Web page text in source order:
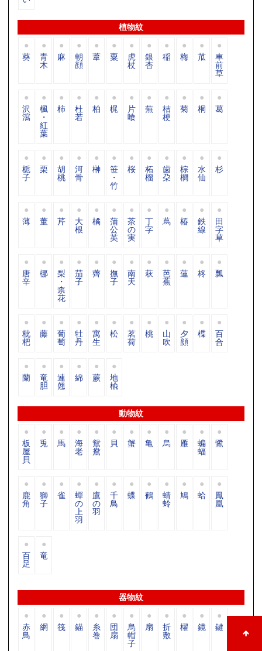
植物紋
葵 青
木
麻 朝
顔
葦 粟 虎
杖
銀
杏
稲 梅 苽 車
前
草
沢
瀉
楓
・
紅
葉
柿 杜
若
柏 梶 片
喰
蕪 桔
梗
菊 桐 葛
栀
子
栗 胡
桃
河
骨
榊 笹
・
竹
桜 柘
榴
歯
朶
棕
櫚
水
仙
杉
薄 董 芹 大
根
橘 蒲
公
英
茶
の
実
丁
字
蔦 椿 鉄
線
田
字
草
唐
辛
梛 梨
・
柰
花
茄
子
薺 撫
子
南
天
萩 芭
蕉
蓮 柊 瓢
枇
杷
藤 葡
萄
牡
丹
寓
生
松 茗
荷
桃 山
吹
夕
顔
楪 百
合
蘭 竜
胆
連
翹
綿 蕨 地
楡
動物紋
板
屋
貝
兎 馬 海
老
鴛
鴦
貝 蟹 亀 烏 雁 蝙
蝠
鷺
鹿
角
獅
子
雀 蟬
の
上
羽
鷹
の
羽
千
鳥
蝶 鶴 蜻
蛉
鳩 蛤 鳳
凰
百
足
竜
器物紋
赤
鳥
網 筏 錨 糸
巻
団
扇
烏
帽
子
扇 折
敷
櫂 鏡 鍵